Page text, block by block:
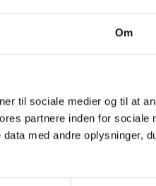
Om
til sociale medier og til at
partnere inden for sociale
med andre oplysninger,